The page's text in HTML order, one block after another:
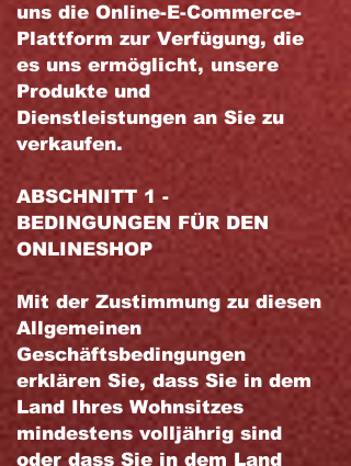
uns die Online-E-Commerce-
Plattform zur Verfügung, die
es uns ermöglicht, unsere
Produkte und
Dienstleistungen an Sie zu
verkaufen.
ABSCHNITT 1 -
BEDINGUNGEN FÜR DEN
ONLINESHOP
Mit der Zustimmung zu diesen
Allgemeinen
Geschäftsbedingungen
erklären Sie, dass Sie in dem
Land Ihres Wohnsitzes
mindestens volljährig sind
oder dass Sie in dem Land